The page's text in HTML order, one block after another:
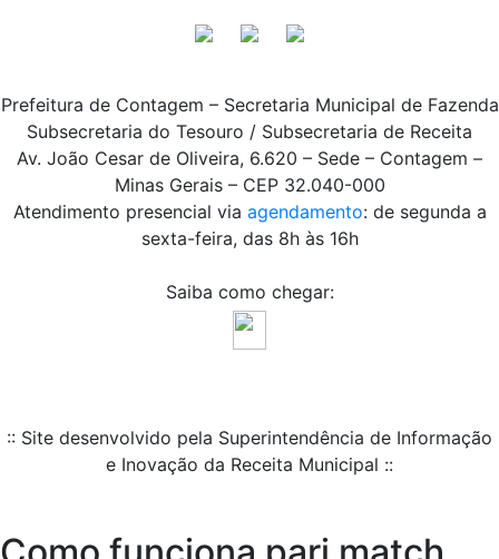
Prefeitura de Contagem – Secretaria Municipal de Fazenda
Subsecretaria do Tesouro / Subsecretaria de Receita
Av. João Cesar de Oliveira, 6.620 – Sede – Contagem –
Minas Gerais – CEP 32.040-000
Atendimento presencial via agendamento: de segunda a
sexta-feira, das 8h às 16h
Saiba como chegar:
:: Site desenvolvido pela Superintendência de Informação
e Inovação da Receita Municipal ::